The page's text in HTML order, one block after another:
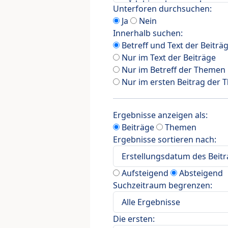
Unterforen durchsuchen:
Ja
Nein
Innerhalb suchen:
Betreff und Text der
Nur im Text der Beiträge
Nur im Betreff der Themen
Nur im ersten Beitrag der
Ergebnisse anzeigen als:
Beiträge
Themen
Ergebnisse sortieren nach:
Aufsteigend
Absteigend
Suchzeitraum begrenzen:
Die ersten: